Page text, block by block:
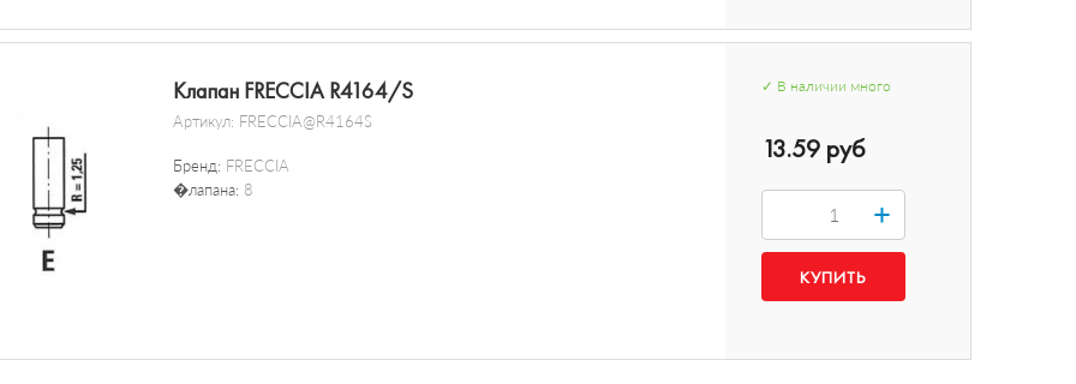
Клапан FRECCIA R4164/S
Артикул: FRECCIA@R4164S
Бренд: FRECCIA
�лапана: 8
✓ В наличии много
13.59 руб
+